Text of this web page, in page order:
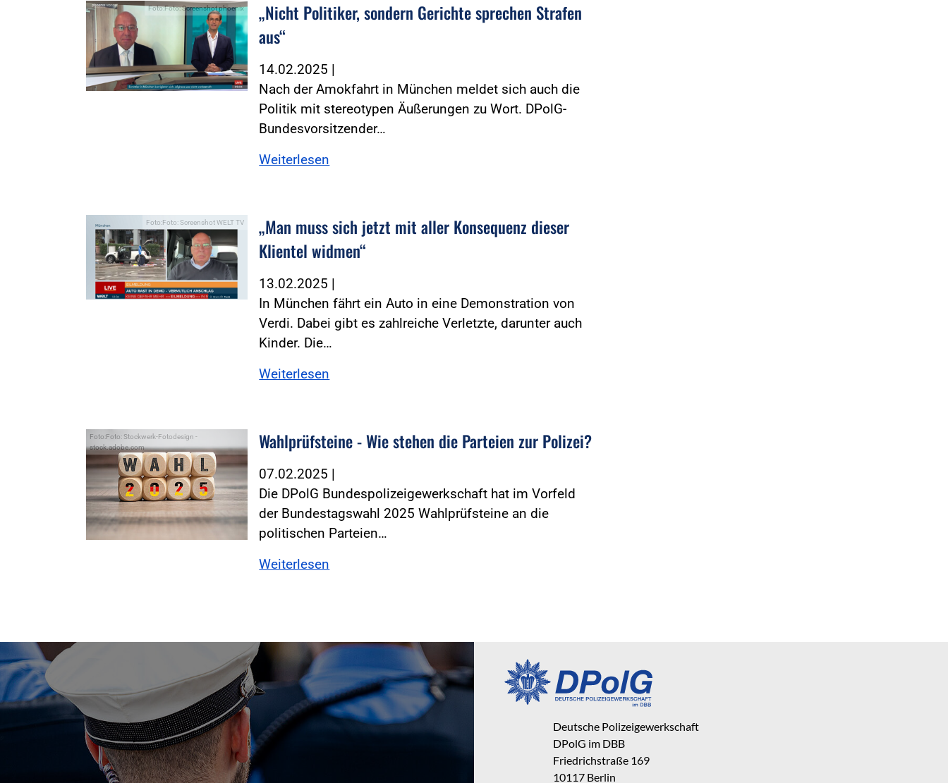
Foto:Foto: Screenshot phoenix
„Nicht Politiker, sondern Gerichte sprechen Strafen
aus“
14.02.2025 |
Nach der Amokfahrt in München meldet sich auch die
Politik mit stereotypen Äußerungen zu Wort. DPolG-
Bundesvorsitzender…
Weiterlesen
Foto:Foto: Screenshot WELT TV
„Man muss sich jetzt mit aller Konsequenz dieser
Klientel widmen“
13.02.2025 |
In München fährt ein Auto in eine Demonstration von
Verdi. Dabei gibt es zahlreiche Verletzte, darunter auch
Kinder. Die…
Weiterlesen
Foto:Foto: Stockwerk-Fotodesign -
stock.adobe.com
Wahlprüfsteine - Wie stehen die Parteien zur Polizei?
07.02.2025 |
Die DPolG Bundespolizeigewerkschaft hat im Vorfeld
der Bundestagswahl 2025 Wahlprüfsteine an die
politischen Parteien…
Weiterlesen
Deutsche Polizeigewerkschaft
DPolG im DBB
Friedrichstraße 169
10117 Berlin